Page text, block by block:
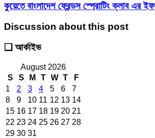
কুয়েতে বাংলাদেশ ফ্রেন্ডস স্প্রোটিং ক্লাব এর
Discussion about this post
❑ আর্কাইভ
August 2026
S
S M T W T
F
1
2 3 4 5 6
7
8
9 10 11 12 13 14
15 16 17 18 19 20 21
22 23 24 25 26 27 28
29 30 31